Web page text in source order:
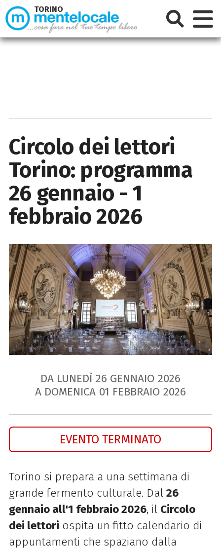
Circolo dei lettori
Torino: programma
26 gennaio - 1
febbraio 2026
DA LUNEDÌ 26 GENNAIO 2026
A DOMENICA 01 FEBBRAIO 2026
EVENTO TERMINATO
Torino si prepara a una settimana di
grande fermento culturale. Dal 26
gennaio all'1 febbraio 2026, il Circolo
dei lettori ospita un fitto calendario di
appuntamenti che spaziano dalla
TORINO